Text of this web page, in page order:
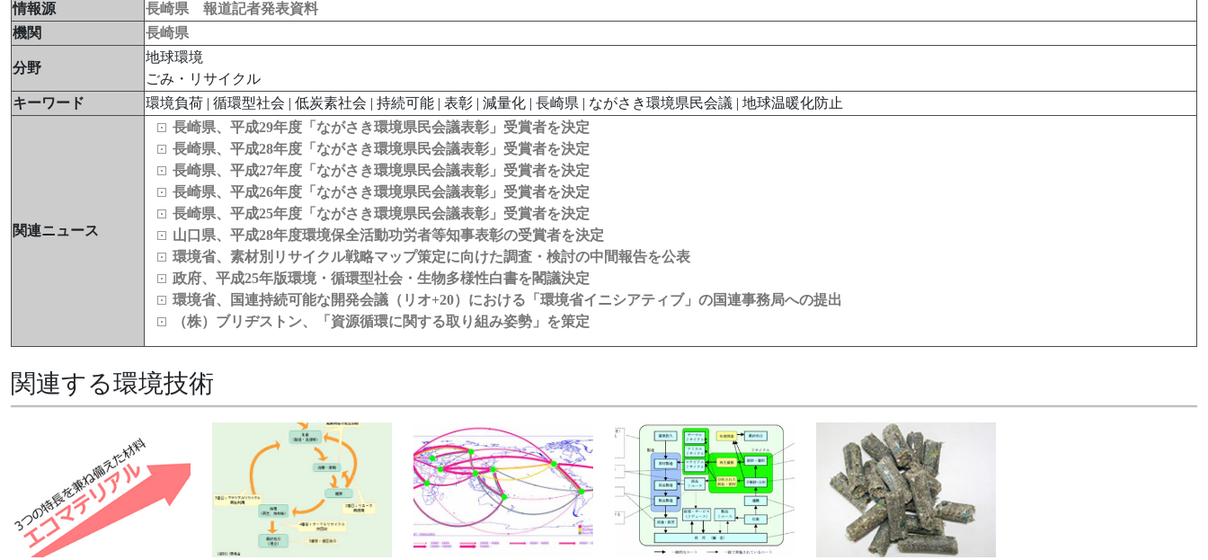
情報源
長崎県 報道記者発表資料
機関
長崎県
分野
地球環境
ごみ・リサイクル
キーワード
環境負荷 | 循環型社会 | 低炭素社会 | 持続可能 | 表彰 | 減量化 | 長崎県 | ながさき環境県民会議 | 地球温暖化防止
関連ニュース
長崎県、平成29年度「ながさき環境県民会議表彰」受賞者を決定
長崎県、平成28年度「ながさき環境県民会議表彰」受賞者を決定
長崎県、平成27年度「ながさき環境県民会議表彰」受賞者を決定
長崎県、平成26年度「ながさき環境県民会議表彰」受賞者を決定
長崎県、平成25年度「ながさき環境県民会議表彰」受賞者を決定
山口県、平成28年度環境保全活動功労者等知事表彰の受賞者を決定
環境省、素材別リサイクル戦略マップ策定に向けた調査・検討の中間報告を公表
政府、平成25年版環境・循環型社会・生物多様性白書を閣議決定
環境省、国連持続可能な開発会議（リオ+20）における「環境省イニシアティブ」の国連事務局への提出
（株）ブリヂストン、「資源循環に関する取り組み姿勢」を策定
関連する環境技術